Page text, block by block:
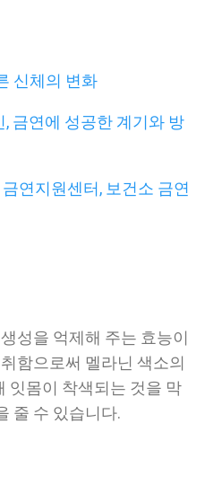
신체의 변화
금연에 성공한 계기와 방
연지원센터, 보건소 금연
성을 억제해 주는 효능이
함으로써 멜라닌 색소의
잇몸이 착색되는 것을 막
줄 수 있습니다.